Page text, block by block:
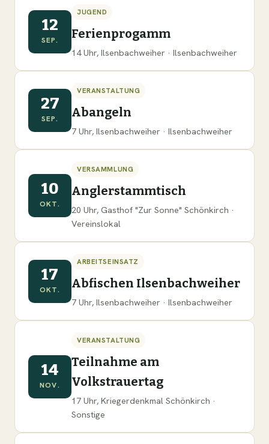
12
SEP.
JUGEND
Ferienprogamm
14 Uhr, Ilsenbachweiher · Ilsenbachweiher
27
SEP.
VERANSTALTUNG
Abangeln
7 Uhr, Ilsenbachweiher · Ilsenbachweiher
10
OKT.
VERSAMMLUNG
Anglerstammtisch
20 Uhr, Gasthof "Zur Sonne" Schönkirch ·
Vereinslokal
17
OKT.
ARBEITSEINSATZ
Abfischen Ilsenbachweiher
7 Uhr, Ilsenbachweiher · Ilsenbachweiher
14
NOV.
VERANSTALTUNG
Teilnahme am
Volkstrauertag
17 Uhr, Kriegerdenkmal Schönkirch ·
Sonstige